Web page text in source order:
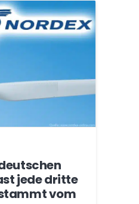
jede dritte
vom